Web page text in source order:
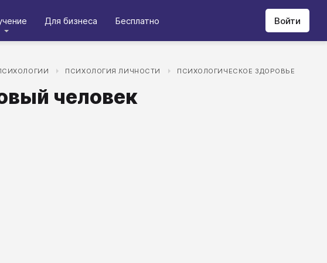
Для бизнеса Бесплатно Войти
ПСИХОЛОГИЯ ЛИЧНОСТИ ПСИХОЛОГИЧЕСКОЕ ЗДОРОВЬЕ
человек